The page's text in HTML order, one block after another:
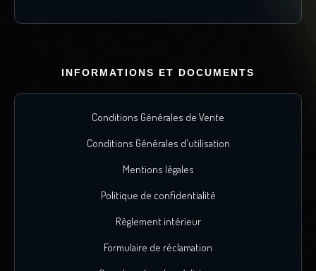
INFORMATIONS ET DOCUMENTS
Conditions Générales de Vente
Conditions Générales d'utilisation
Mentions légales
Politique de confidentialité
Règlement intérieur
Formulaire de réclamation